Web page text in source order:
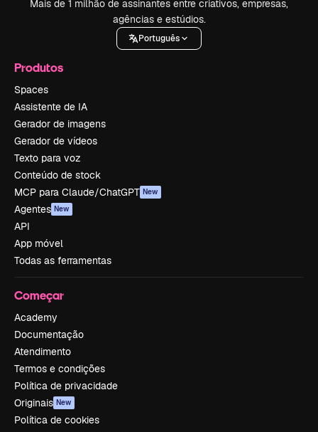
Mais de 1 milhão de assinantes entre criativos, empresas,
agências e estúdios.
Português
Produtos
Spaces
Assistente de IA
Gerador de imagens
Gerador de vídeos
Texto para voz
Conteúdo de stock
MCP para Claude/ChatGPT New
Agentes New
API
App móvel
Todas as ferramentas
Começar
Academy
Documentação
Atendimento
Termos e condições
Política de privacidade
Originais New
Política de cookies